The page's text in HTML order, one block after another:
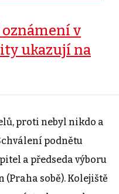
v
ukazují na
proti nebyl nikdo a
podnětu
a předseda výboru
sobě). Kolejiště